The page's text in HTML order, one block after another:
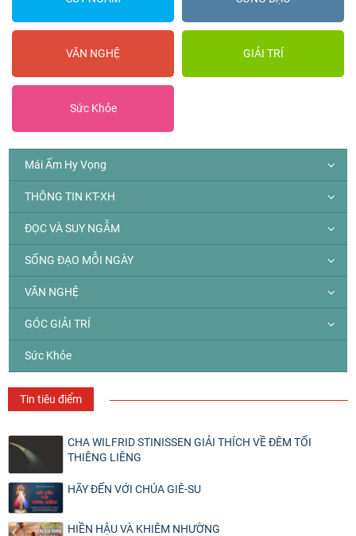
VĂN NGHỆ GIẢI TRÍ
Sức Khỏe
Mái Ấm Hy Vọng
THÔNG TIN KT-XH
ĐỌC VÀ SUY NGẪM
SỐNG ĐẠO MỖI NGÀY
VĂN NGHỆ
GÓC GIẢI TRÍ
Sức Khỏe
Tin tiêu điểm
CHA WILFRID STINISSEN GIẢI THÍCH VỀ ĐÊM TỐI
THIÊNG LIÊNG
HÃY ĐẾN VỚI CHÚA GIÊ-SU
HIỀN HẬU VÀ KHIÊM NHƯỜNG